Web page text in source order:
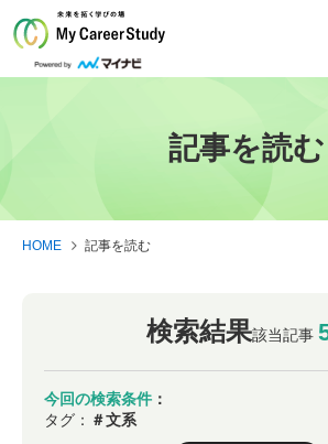
記事を読む
HOME 記事を読む
検索結果該当記事
今回の検索条件 ：
タグ： ＃文系